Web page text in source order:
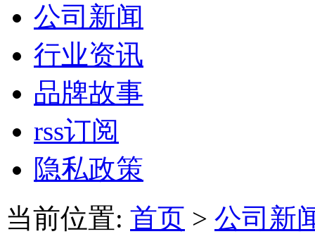
公司新闻
行业资讯
品牌故事
rss订阅
隐私政策
当前位置: 首页 > 公司新